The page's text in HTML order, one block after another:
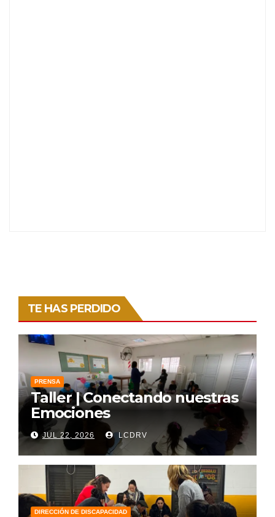
TE HAS PERDIDO
PRENSA
Taller | Conectando nuestras
Emociones
JUL 22, 2026 LCDRV
DIRECCIÓN DE DISCAPACIDAD